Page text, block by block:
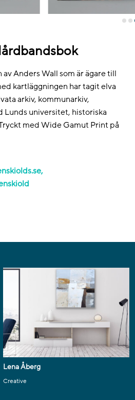
Anders Wall som är ägare till
kartläggningen har tagit elva
arkiv, kommunarkiv,
Lunds universitet, historiska
med Wide Gamut Print på
Lena Åberg
Creative